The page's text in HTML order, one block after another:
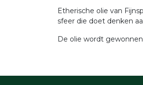
Etherische olie van
sfeer die doet denken
De olie wordt